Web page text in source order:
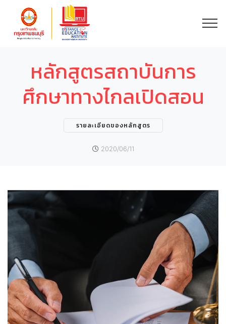
หลักสูตรสถาบันการ
ศึกษาทางไกลเปิดสอน
รายละเอียดของหลักสูตร
2020/06/11